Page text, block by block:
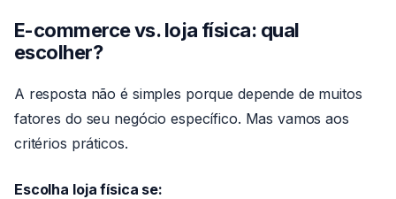
E-commerce vs. loja física: qual
escolher?
A resposta não é simples porque depende de muitos
fatores do seu negócio específico. Mas vamos aos
critérios práticos.
Escolha loja física se: